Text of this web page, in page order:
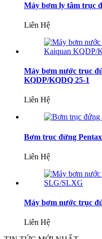
Máy bơm ly tâm trục
Liên Hệ
Máy bơm nước trục
KQDP/KQDQ 25-1
Liên Hệ
Bơm trục đứng
Liên Hệ
Máy bơm nước trục
Liên Hệ